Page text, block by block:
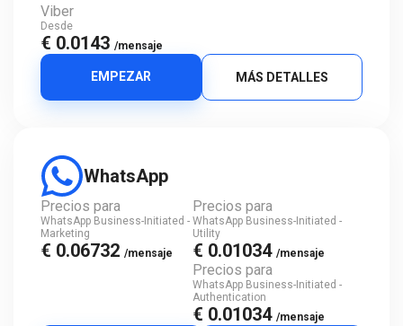
Viber
Desde
€ 0.0143 /mensaje
EMPEZAR MÁS DETALLES
WhatsApp
Precios para
WhatsApp Business-Initiated -
Marketing
€ 0.06732 /mensaje
Precios para
WhatsApp Business-Initiated -
Utility
€ 0.01034 /mensaje
Precios para
WhatsApp Business-Initiated -
Authentication
€ 0.01034 /mensaje